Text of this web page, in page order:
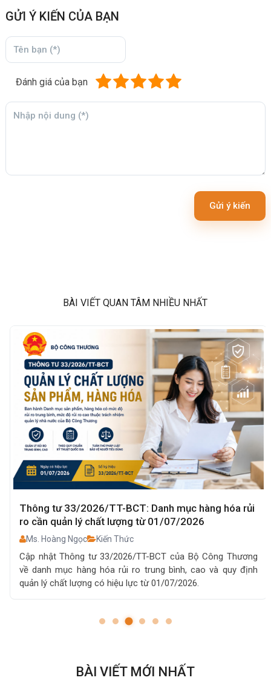
GỬI Ý KIẾN CỦA BẠN
Đánh giá của bạn
Gửi ý kiến
BÀI VIẾT QUAN TÂM NHIỀU NHẤT
Thông tư 33/2026/TT-BCT: Danh mục hàng hóa rủi
ro cần quản lý chất lượng từ 01/07/2026
Ms. Hoàng Ngọc Kiến Thức
Cập nhật Thông tư 33/2026/TT-BCT của Bộ Công Thương
về danh mục hàng hóa rủi ro trung bình, cao và quy định
quản lý chất lượng có hiệu lực từ 01/07/2026.
BÀI VIẾT MỚI NHẤT